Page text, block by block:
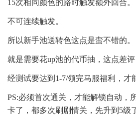
15次相同颜色的路时触发额外回合。
不可连续触发。
所以新手池送转色这点是蛮不错的。
就是需要花up池的代币抽，这点差评
经测试要达到1-7/领完马服福利，才
PS:必须首次通关，才能解锁自动，
卡了，都多次刷剧情关，先升到5级